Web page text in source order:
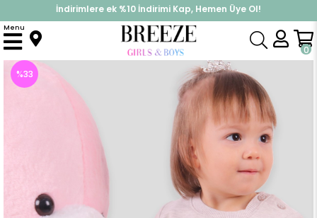
%30 Sepette Yaz İndirimi, Hemen Al!
İndirimlere ek %10 İndirimi Kap, Hemen Üye Ol!
0
Menu
Anasayfa Takımlar Eşofman Takım Kız Bebek Eşofman Takımı Pullu Tavşanlı Bej (9 Ay)
%33